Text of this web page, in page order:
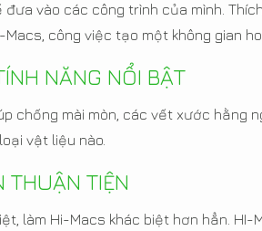
vào các công trình của mình.
Macs, công việc tạo một không gian
NĂNG NỔI BẬT
chống mài mòn, các vết xước hằng
vật liệu nào.
THUẬN TIỆN
làm Hi-Macs khác biệt hơn hẳn.